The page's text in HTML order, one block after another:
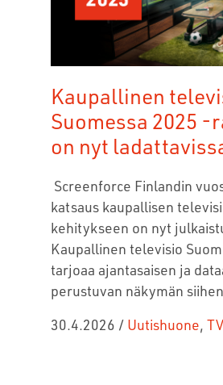
Kaupallinen
Suomessa 2025
on nyt
Screenforce Finlandin
katsaus kaupallisen
kehitykseen on nyt
Kaupallinen televisio
tarjoaa ajantasaisen ja
perustuvan näkymän
30.4.2026 / Uutishuone,